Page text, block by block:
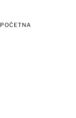
POČETNA